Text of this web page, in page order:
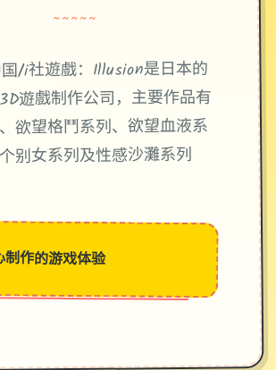
~~~~~
/i社遊戲：Illusion是日本的
遊戲制作公司，主要作品有
欲望格鬥系列、欲望血液系
别女系列及性感沙灘系列
制作的游戏体验